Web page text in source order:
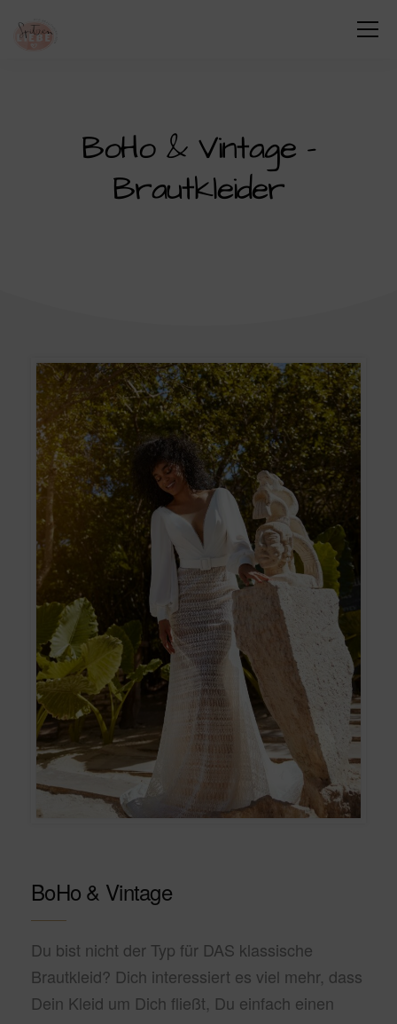
BoHo & Vintage –
Brautkleider
BoHo & Vintage
Du bist nicht der Typ für DAS klassische
Brautkleid? Dich interessiert es viel mehr, dass
Dein Kleid um Dich fließt, Du einfach einen